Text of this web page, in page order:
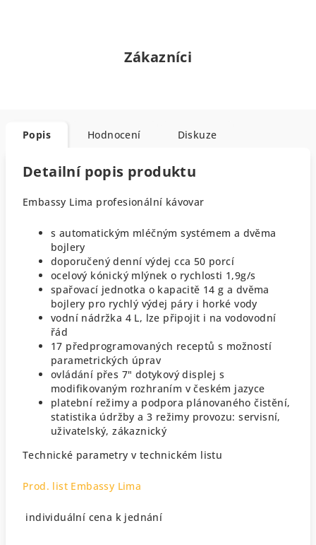
Zákazníci
Popis Hodnocení Diskuze
Detailní popis produktu
Embassy Lima profesionální kávovar
s automatickým mléčným systémem a dvěma
bojlery
doporučený denní výdej cca 50 porcí
ocelový kónický mlýnek o rychlosti 1,9g/s
spařovací jednotka o kapacitě 14 g a dvěma
bojlery pro rychlý výdej páry i horké vody
vodní nádržka 4 L, lze připojit i na vodovodní
řád
17 předprogramovaných receptů s možností
parametrických úprav
ovládání přes 7" dotykový displej s
modifikovaným rozhraním v českém jazyce
platební režimy a podpora plánovaného čistění,
statistika údržby a 3 režimy provozu: servisní,
uživatelský, zákaznický
Technické parametry v technickém listu
Prod. list Embassy Lima
individuální cena k jednání